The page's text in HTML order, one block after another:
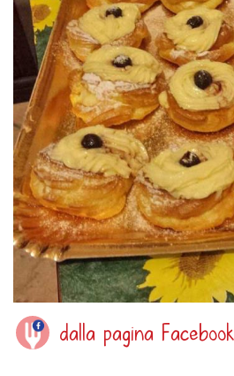
dalla pagina Facebook